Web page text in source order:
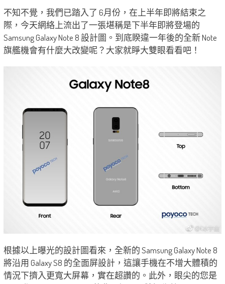
不知不覺，我們已踏入了 6月份，在上半年即將結束之
際，今天網絡上流出了一張堪稱是下半年即將登場的
Samsung Galaxy Note 8 設計圖。到底睽違一年後的全新 Note
旗艦機會有什麼大改變呢？大家就睜大雙眼看看吧！
根據以上曝光的設計圖看來，全新的 Samsung Galaxy Note 8
將沿用 Galaxy S8 的全面屏設計，這讓手機在不增大體積的
情況下擠入更寬大屏幕，實在超讚的。此外，眼尖的您是